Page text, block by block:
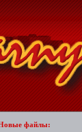
файлы: